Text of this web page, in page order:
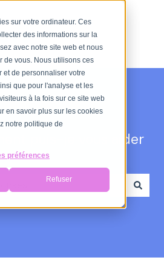
sur votre ordinateur. Ces
des informations sur la
avec notre site web et nous
de vous. Nous utilisons ces
et de personnaliser votre
que pour l'analyse et les
à la fois sur ce site web
en savoir plus sur les cookies
notre politique de
préférences
Refuser
puis-je vous aider
car le champ de